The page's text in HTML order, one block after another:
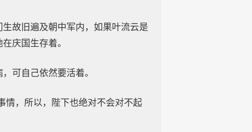
故旧遍及朝中军内，如果叶流云是
庆国生存着。
可自己依然要活着。
，所以，陛下也绝对不会对不起